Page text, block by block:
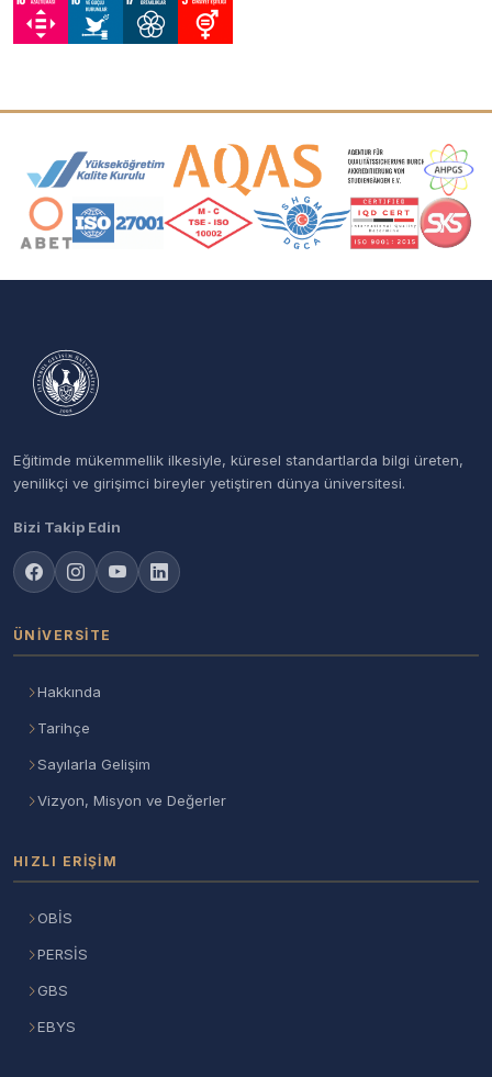
Akreditasyon ve Üyelik Logoları
Eğitimde mükemmellik ilkesiyle, küresel standartlarda bilgi üreten,
yenilikçi ve girişimci bireyler yetiştiren dünya üniversitesi.
Bizi Takip Edin
ÜNIVERSITE
Hakkında
Tarihçe
Sayılarla Gelişim
Vizyon, Misyon ve Değerler
HIZLI ERIŞIM
OBİS
PERSİS
GBS
EBYS